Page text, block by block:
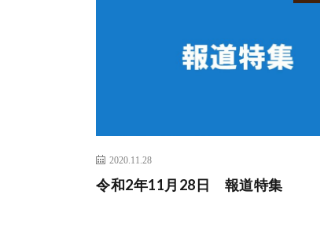
2020.11.28
令和2年11月28日 報道特集